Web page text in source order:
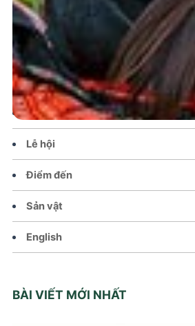
Trang chủ
Tin tức – Sự kiện
Chính sách
Văn hoá – Đời sống
Lễ hội
Điểm đến
Sản vật
English
BÀI VIẾT MỚI NHẤT